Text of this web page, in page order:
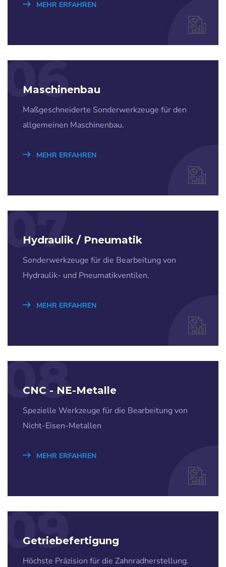
MEHR ERFAHREN
06
Maschinenbau
Maßgeschneiderte Sonderwerkzeuge für den
allgemeinen Maschinenbau.
MEHR ERFAHREN
07
Hydraulik / Pneumatik
Sonderwerkzeuge für die Bearbeitung von
Hydraulik- und Pneumatikventilen.
MEHR ERFAHREN
08
CNC - NE-Metalle
Spezielle Werkzeuge für die Bearbeitung von
Nicht-Eisen-Metallen
MEHR ERFAHREN
09
Getriebefertigung
Höchste Präzision für die Zahnradherstellung.